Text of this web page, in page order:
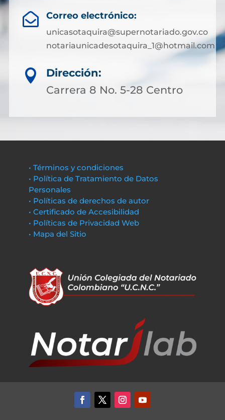
 Correo electrónico:
unicasotaquira@supernotariado.gov.co
notariaunicadesotaquira_1@hotmail.com

Dirección:
Carrera 8 No. 5-28 Centro
• Términos y condiciones
• Política de Tratamiento de Datos
Personales
• Políticas de derechos de autor
• Certificado de Accesibilidad
• Políticas de Privacidad Web
• Mapa del Sitio